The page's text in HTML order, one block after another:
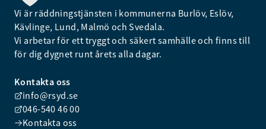
Vi är räddningstjänsten i kommunerna Burlöv, Eslöv,
Kävlinge, Lund, Malmö och Svedala.
Vi arbetar för ett tryggt och säkert samhälle och finns till
för dig dygnet runt årets alla dagar.
Kontakta oss
info@rsyd.se
046-540 46 00
Kontakta oss